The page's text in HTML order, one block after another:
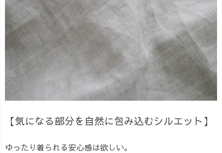
【気になる部分を自然に包み込むシルエット】
ゆったり着られる安心感は欲しい。